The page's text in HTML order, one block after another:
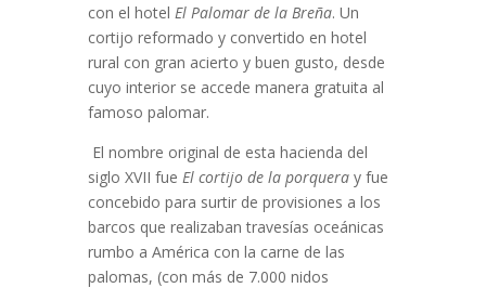
con el hotel El Palomar de la Breña. Un
cortijo reformado y convertido en hotel
rural con gran acierto y buen gusto, desde
cuyo interior se accede manera gratuita al
famoso palomar.
El nombre original de esta hacienda del
siglo XVII fue El cortijo de la porqueray fue
concebido para surtir de provisiones a los
barcos que realizaban travesías oceánicas
rumbo a América con la carne de las
palomas, (con más de 7.000 nidos